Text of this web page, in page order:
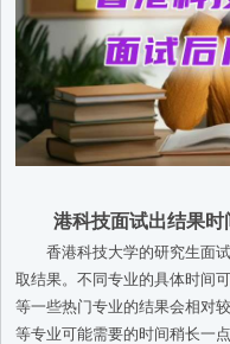
港科技面试出结果时
香港科技大学的研究生面试
取结果。不同专业的具体时间
等一些热门专业的结果会相对
等专业可能需要的时间稍长一